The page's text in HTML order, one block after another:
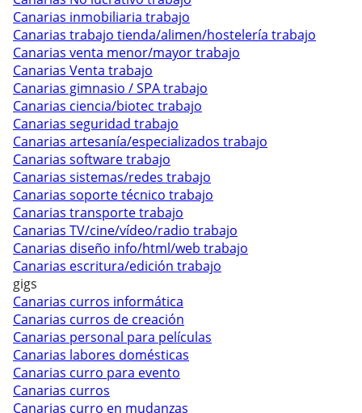
Canarias inmobiliaria trabajo
Canarias trabajo tienda/alimen/hostelería trabajo
Canarias venta menor/mayor trabajo
Canarias Venta trabajo
Canarias gimnasio / SPA trabajo
Canarias ciencia/biotec trabajo
Canarias seguridad trabajo
Canarias artesanía/especializados trabajo
Canarias software trabajo
Canarias sistemas/redes trabajo
Canarias soporte técnico trabajo
Canarias transporte trabajo
Canarias TV/cine/vídeo/radio trabajo
Canarias diseño info/html/web trabajo
Canarias escritura/edición trabajo
gigs
Canarias curros informática
Canarias curros de creación
Canarias personal para películas
Canarias labores domésticas
Canarias curro para evento
Canarias curros
Canarias curro en mudanzas